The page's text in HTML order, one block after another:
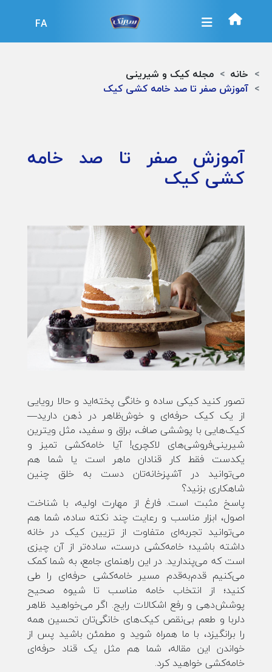
FA
خانه
مجله کیک و شیرینی
آموزش صفر تا صد خامه کشی کیک
آموزش صفر تا صد خامه
کشی کیک
تصور کنید کیکی ساده و خانگی پخته‌اید و حالا رویایی
از یک کیک حرفه‌ای و خوش‌ظاهر در ذهن دارید—
کیک‌هایی با پوششی صاف، براق و سفید، مثل ویترین
شیرینی‌فروشی‌های لاکچری! آیا خامه‌کشی تمیز و
یکدست فقط کار قنادان ماهر است یا شما هم
می‌توانید در آشپزخانه‌تان دست به خلق چنین
شاهکاری بزنید؟
پاسخ مثبت است. فارغ از مهارت اولیه، با شناخت
اصول، ابزار مناسب و رعایت چند نکته ساده، شما هم
می‌توانید تجربه‌ای متفاوت از تزیین کیک در خانه
داشته باشید؛ خامه‌کشی درست، ساده‌تر از آن چیزی
است که می‌پندارید. در این راهنمای جامع، به شما کمک
می‌کنیم قدم‌به‌قدم مسیر خامه‌کشی حرفه‌ای را طی
کنید؛ از انتخاب خامه مناسب تا شیوه صحیح
پوشش‌دهی و رفع اشکالات رایج. اگر می‌خواهید ظاهر
دلربا و طعم بی‌نقص کیک‌های خانگی‌تان تحسین همه
را برانگیزد، با ما همراه شوید و مطمئن باشید پس از
خواندن این مقاله، شما هم مثل یک قناد حرفه‌ای
خامه‌کشی خواهید کرد.